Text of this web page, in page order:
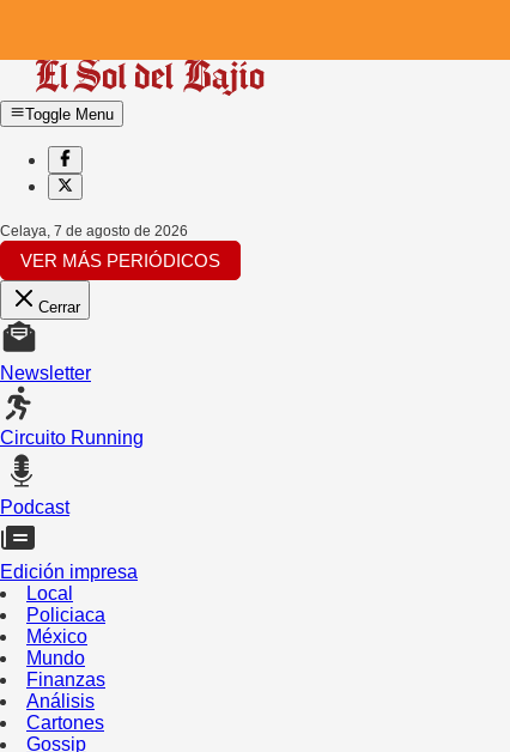
Toggle Menu
Celaya, 7 de agosto de 2026
VER MÁS PERIÓDICOS
Cerrar
Newsletter
Circuito Running
Podcast
Edición impresa
Local
Policiaca
México
Mundo
Finanzas
Análisis
Cartones
Gossip